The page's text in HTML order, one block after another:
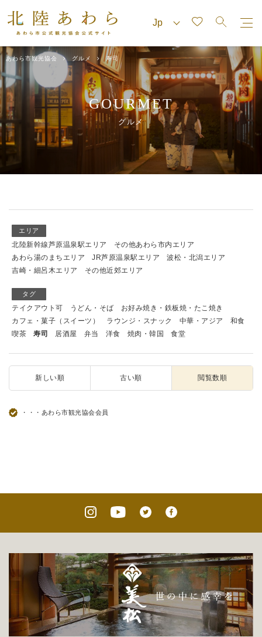
あわら市観光協会 グルメ 寿司
GOURMET
グルメ
エリア
北陸新幹線芦原温泉駅エリア
その他あわら市内エリア
あわら湯のまちエリア
JR芦原温泉駅エリア
波松・北潟エリア
吉崎・細呂木エリア
その他近郊エリア
タグ
テイクアウト可 うどん・そば
お好み焼き・鉄板焼・たこ焼き
カフェ・菓子（スイーツ）
ラウンジ・スナック 中華・アジア
和食
喫茶
寿司 居酒屋 弁当 洋食 焼肉・韓国 食堂
新しい順 古い順 閲覧数順
・・・あわら市観光協会会員